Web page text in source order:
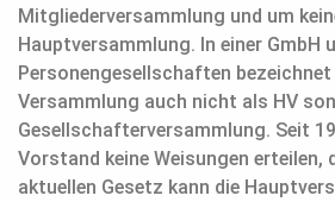
Mitgliederversammlung und um
Hauptversammlung. In einer GmbH
Personengesellschaften
Versammlung auch nicht als HV
Gesellschafterversammlung. Seit
Vorstand keine Weisungen erteilen,
aktuellen Gesetz kann die